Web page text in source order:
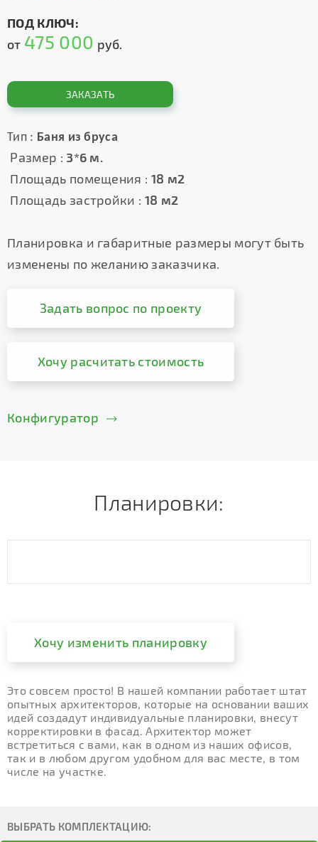
ПОД КЛЮЧ:
от 475 000 руб.
ЗАКАЗАТЬ
Тип : Баня из бруса
Размер : 3*6 м.
Площадь помещения : 18 м2
Площадь застройки : 18 м2
Планировка и габаритные размеры могут быть
изменены по желанию заказчика.
Задать вопрос по проекту
Хочу расчитать стоимость
Конфигуратор
Планировки:
Хочу изменить планировку
Это совсем просто! В нашей компании работает штат
опытных архитекторов, которые на основании ваших
идей создадут индивидуальные планировки, внесут
корректировки в фасад. Архитектор может
встретиться с вами, как в одном из наших офисов,
так и в любом другом удобном для вас месте, в том
числе на участке.
ВЫБРАТЬ КОМПЛЕКТАЦИЮ: